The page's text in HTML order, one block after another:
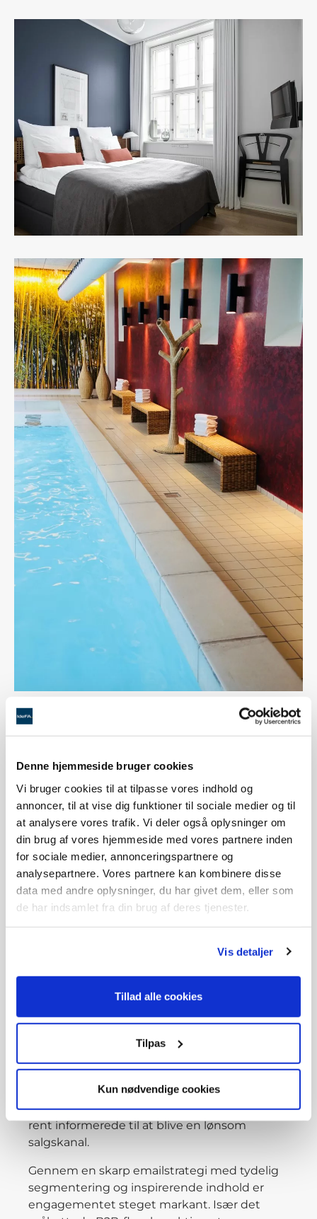
Denne hjemmeside bruger cookies
Vi bruger cookies til at tilpasse vores indhold og
annoncer, til at vise dig funktioner til sociale medier og til
at analysere vores trafik. Vi deler også oplysninger om
din brug af vores hjemmeside med vores partnere inden
for sociale medier, annonceringspartnere og
analysepartnere. Vores partnere kan kombinere disse
data med andre oplysninger, du har givet dem, eller som
de har indsamlet fra din brug af deres tjenester.
Vis detaljer
Tillad alle cookies
Tilpas
Kun nødvendige cookies
Nyhedsbreve, der skaber
resultater
Hotellets nyhedsbreve er gået fra at være
rent informerede til at blive en lønsom
salgskanal.
Gennem en skarp emailstrategi med tydelig
segmentering og inspirerende indhold er
engagementet steget markant. Især det